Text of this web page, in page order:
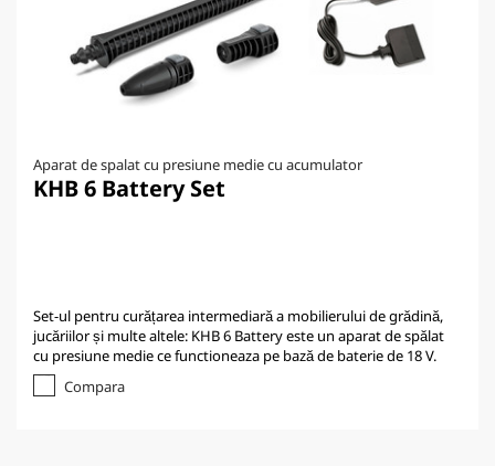
Aparat de spalat cu presiune medie cu acumulator
KHB 6 Battery Set
Set-ul pentru curățarea intermediară a mobilierului de grădină,
jucăriilor și multe altele: KHB 6 Battery este un aparat de spălat
cu presiune medie ce functioneaza pe bază de baterie de 18 V.
Compara